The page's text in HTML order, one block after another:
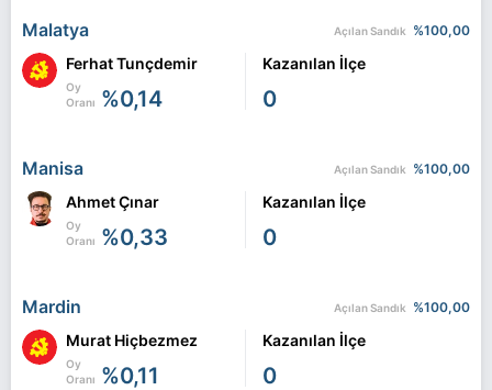
Malatya Açılan Sandık %100,00
Ferhat Tunçdemir
Oy
Oranı %0,14
Kazanılan İlçe
0
Manisa Açılan Sandık %100,00
Ahmet Çınar
Oy
Oranı %0,33
Kazanılan İlçe
0
Mardin Açılan Sandık %100,00
Murat Hiçbezmez
Oy
Oranı %0,11
Kazanılan İlçe
0